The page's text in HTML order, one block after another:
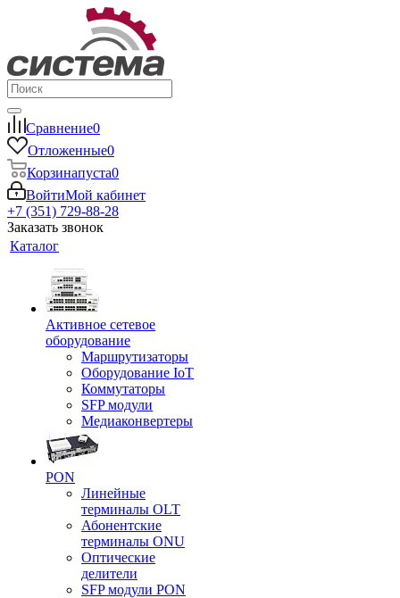
Сравнение0
Отложенные0
Корзинапуста0
ВойтиМой кабинет
+7 (351) 729-88-28
Заказать звонок
Каталог
Активное сетевое
оборудование
Маршрутизаторы
Оборудование IoT
Коммутаторы
SFP модули
Медиаконвертеры
PON
Линейные
терминалы OLT
Абонентские
терминалы ONU
Оптические
делители
SFP модули PON